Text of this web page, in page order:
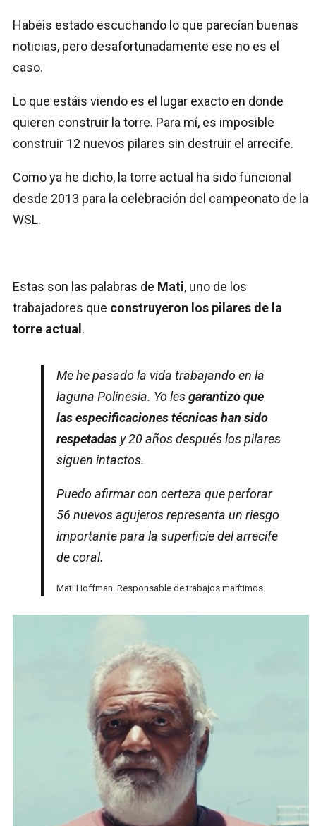
Habéis estado escuchando lo que parecían buenas
noticias, pero desafortunadamente ese no es el
caso.
Lo que estáis viendo es el lugar exacto en donde
quieren construir la torre. Para mí, es imposible
construir 12 nuevos pilares sin destruir el arrecife.
Como ya he dicho, la torre actual ha sido funcional
desde 2013 para la celebración del campeonato de la
WSL.
Estas son las palabras de Mati, uno de los
trabajadores que construyeron los pilares de la
torre actual .
Me he pasado la vida trabajando en la
laguna Polinesia. Yo lesgarantizo que
las especificaciones técnicas han sido
respetadas y 20 años después los pilares
siguen intactos.
Puedo afirmar con certeza que perforar
56 nuevos agujeros representa un riesgo
importante para la superficie del arrecife
de coral.
Mati Hoffman. Responsable de trabajos marítimos.